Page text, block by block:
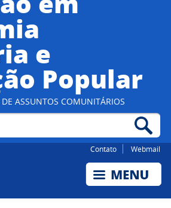
e
Popular
ASSUNTOS COMUNITÁRIOS
Contato Webmail